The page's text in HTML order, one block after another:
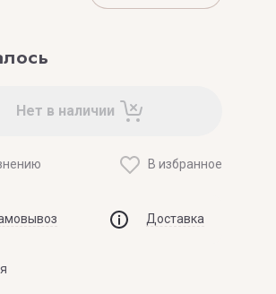
Нет в наличии
В избранное
Доставка